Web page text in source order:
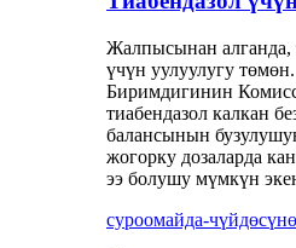
Жалпысынан алганда,
үчүн уулуулугу
Биримдигинин
тиабендазол калкан
балансынын
жогорку дозаларда
ээ болушу мүмкүн
суроомайда-